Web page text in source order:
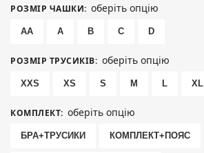
РОЗМІР ЧАШКИ: оберіть опцію
AA A B C D
РОЗМІР ТРУСИКІВ: оберіть опцію
XXS XS S M L XL
КОМПЛЕКТ: оберіть опцію
БРА+ТРУСИКИ КОМПЛЕКТ+ПОЯС